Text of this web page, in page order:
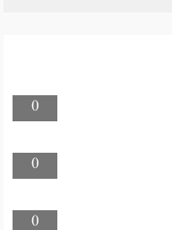
0
0
0